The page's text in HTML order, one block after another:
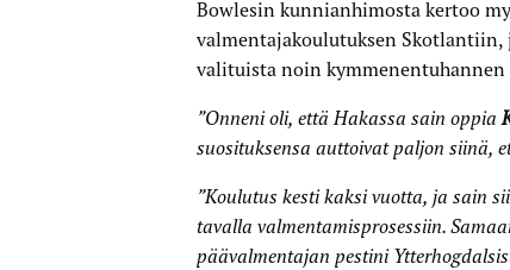
Bowlesin kunnianhimosta kertoo
valmentaja­koulutuksen Skotlantiin,
valituista noin kymmenentuhannen
”Onneni oli, että Hakassa sain oppia
suosituksensa auttoivat paljon siinä,
”Koulutus kesti kaksi vuotta, ja sain
tavalla valmentamis­prosessiin.
päävalmentajan pestini